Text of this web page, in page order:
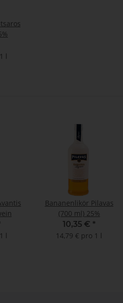
l
l
Bananenlikör Pilavas
(700 ml) 25%
10,35 € *
14,79 € pro 1 l